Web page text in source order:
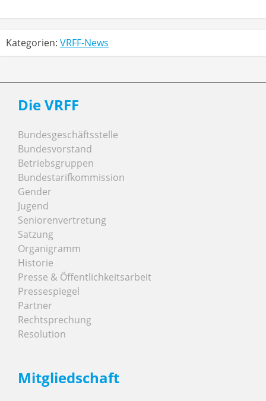
Kategorien: VRFF-News
Die VRFF
Bundesgeschäftsstelle
Bundesvorstand
Betriebsgruppen
Bundestarifkommission
Gender
Jugend
Seniorenvertretung
Satzung
Organigramm
Historie
Presse & Öffentlichkeitsarbeit
Pressespiegel
Partner
Rechtsprechung
Resolution
Mitgliedschaft